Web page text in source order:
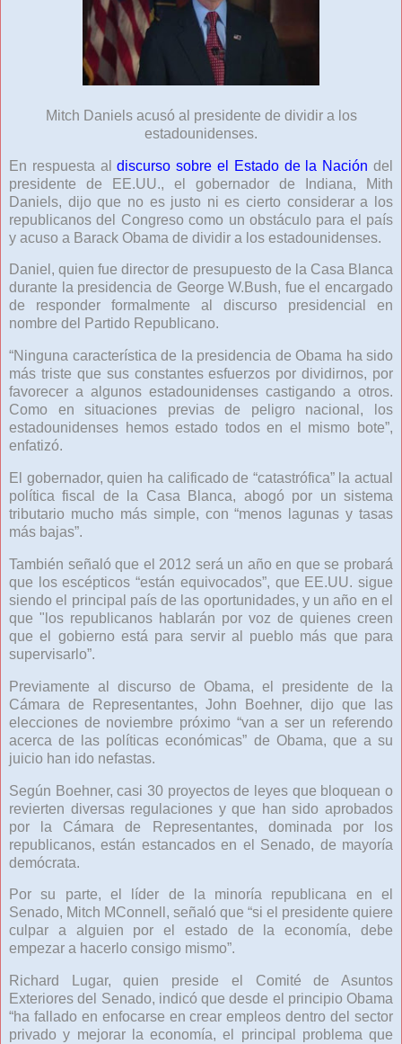
Mitch Daniels acusó al presidente de dividir a los
estadounidenses.
En respuesta aldiscurso sobre el Estado de la Nacióndel
presidente de EE.UU., el gobernador de Indiana, Mith
Daniels, dijo que no es justo ni es cierto considerar a los
republicanos del Congreso como un obstáculo para el país
y acuso a Barack Obama de dividir a los estadounidenses.
Daniel, quien fue director de presupuesto de la Casa Blanca
durante la presidencia de George W.Bush, fue el encargado
de responder formalmente al discurso presidencial en
nombre del Partido Republicano.
“Ninguna característica de la presidencia de Obama ha sido
más triste que sus constantes esfuerzos por dividirnos, por
favorecer a algunos estadounidenses castigando a otros.
Como en situaciones previas de peligro nacional, los
estadounidenses hemos estado todos en el mismo bote”,
enfatizó.
El gobernador, quien ha calificado de “catastrófica” la actual
política fiscal de la Casa Blanca, abogó por un sistema
tributario mucho más simple, con “menos lagunas y tasas
más bajas”.
También señaló que el 2012 será un año en que se probará
que los escépticos “están equivocados”, que EE.UU. sigue
siendo el principal país de las oportunidades, y un año en el
que "los republicanos hablarán por voz de quienes creen
que el gobierno está para servir al pueblo más que para
supervisarlo”.
Previamente al discurso de Obama, el presidente de la
Cámara de Representantes, John Boehner, dijo que las
elecciones de noviembre próximo “van a ser un referendo
acerca de las políticas económicas” de Obama, que a su
juicio han ido nefastas.
Según Boehner, casi 30 proyectos de leyes que bloquean o
revierten diversas regulaciones y que han sido aprobados
por la Cámara de Representantes, dominada por los
republicanos, están estancados en el Senado, de mayoría
demócrata.
Por su parte, el líder de la minoría republicana en el
Senado, Mitch MConnell, señaló que “si el presidente quiere
culpar a alguien por el estado de la economía, debe
empezar a hacerlo consigo mismo”.
Richard Lugar, quien preside el Comité de Asuntos
Exteriores del Senado, indicó que desde el principio Obama
“ha fallado en enfocarse en crear empleos dentro del sector
privado y mejorar la economía, el principal problema que